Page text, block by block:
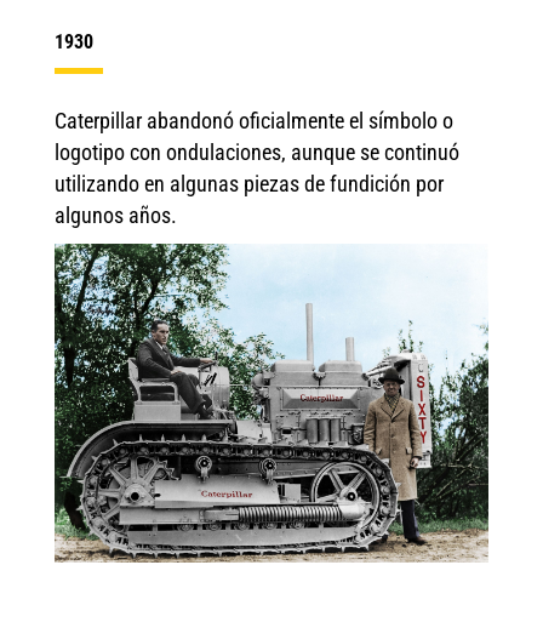
1930
Caterpillar abandonó oficialmente el símbolo o
logotipo con ondulaciones, aunque se continuó
utilizando en algunas piezas de fundición por
algunos años.